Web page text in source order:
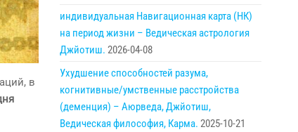
в
индивидуальная Навигационная карта (НК)
на период жизни – Ведическая астрология
Джйотиш. 2026-04-08
Ухудшение способностей разума,
когнитивные/умственные расстройства
(деменция) – Аюрведа, Джйотиш,
Ведическая философия, Карма. 2025-10-21